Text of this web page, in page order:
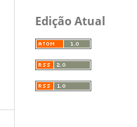
Edição Atual